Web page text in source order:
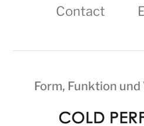
Contact
Form, Funktion